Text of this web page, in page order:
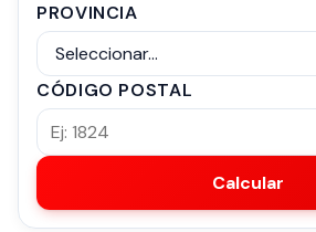
PROVINCIA
CÓDIGO POSTAL
Calcular